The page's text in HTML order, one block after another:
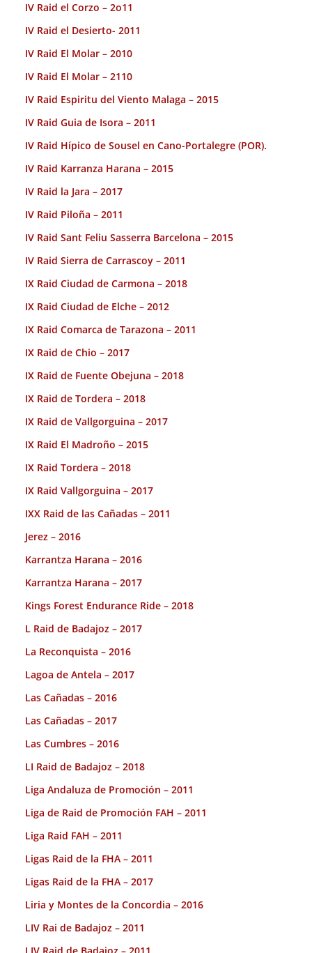
IV Raid el Corzo – 2o11
IV Raid el Desierto- 2011
IV Raid El Molar – 2010
IV Raid El Molar – 2110
IV Raid Espiritu del Viento Malaga – 2015
IV Raid Guia de Isora – 2011
IV Raid Hípico de Sousel en Cano-Portalegre (POR).
IV Raid Karranza Harana – 2015
IV Raid la Jara – 2017
IV Raid Piloña – 2011
IV Raid Sant Feliu Sasserra Barcelona – 2015
IV Raid Sierra de Carrascoy – 2011
IX Raid Ciudad de Carmona – 2018
IX Raid Ciudad de Elche – 2012
IX Raid Comarca de Tarazona – 2011
IX Raid de Chio – 2017
IX Raid de Fuente Obejuna – 2018
IX Raid de Tordera – 2018
IX Raid de Vallgorguina – 2017
IX Raid El Madroño – 2015
IX Raid Tordera – 2018
IX Raid Vallgorguina – 2017
IXX Raid de las Cañadas – 2011
Jerez – 2016
Karrantza Harana – 2016
Karrantza Harana – 2017
Kings Forest Endurance Ride – 2018
L Raid de Badajoz – 2017
La Reconquista – 2016
Lagoa de Antela – 2017
Las Cañadas – 2016
Las Cañadas – 2017
Las Cumbres – 2016
LI Raid de Badajoz – 2018
Liga Andaluza de Promoción – 2011
Liga de Raid de Promoción FAH – 2011
Liga Raid FAH – 2011
Ligas Raid de la FHA – 2011
Ligas Raid de la FHA – 2017
Liria y Montes de la Concordia – 2016
LIV Rai de Badajoz – 2011